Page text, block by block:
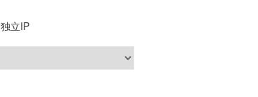
独立IP